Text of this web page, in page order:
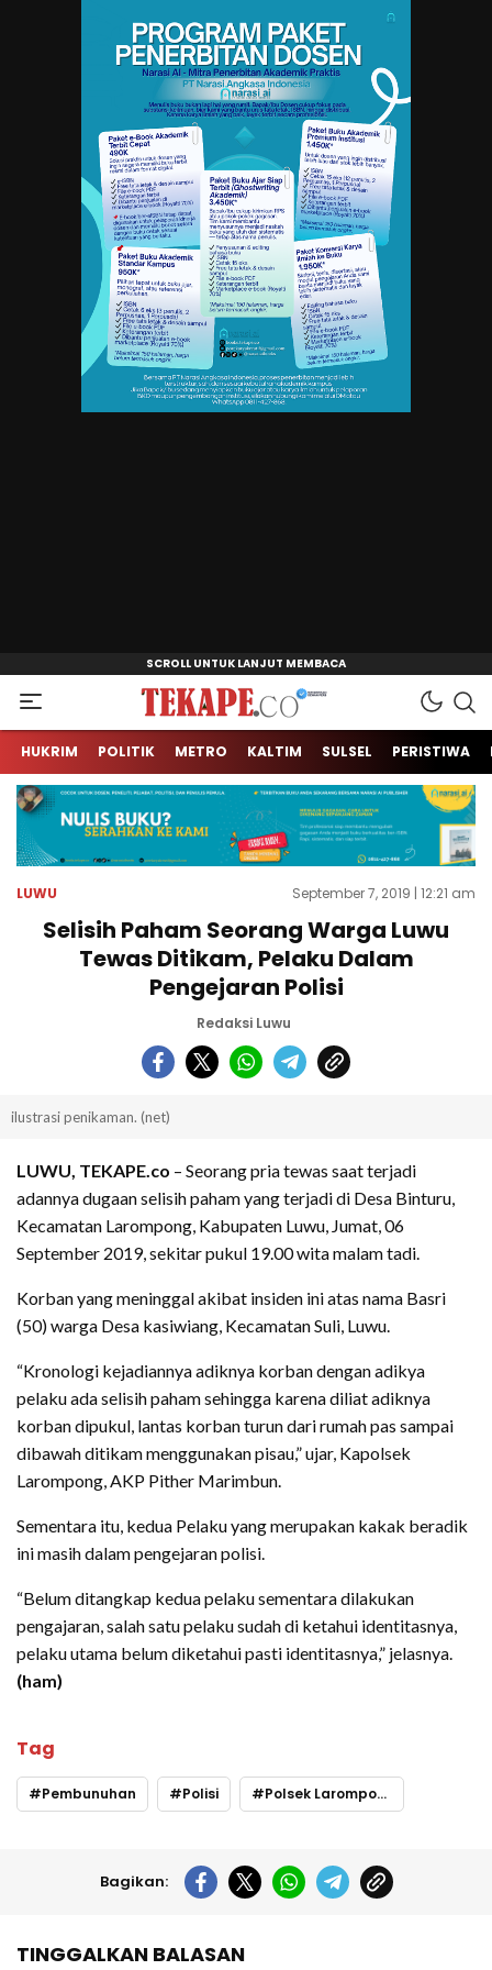
Tekape.co
Jendela Informasi Kita
HUKRIM POLITIK METRO KALTIM SULSEL PERISTIWA
LUWU September 7, 2019 | 12:21 am
Selisih Paham Seorang Warga Luwu
Tewas Ditikam, Pelaku Dalam
Pengejaran Polisi
Redaksi Luwu
ilustrasi penikaman. (net)
LUWU, TEKAPE.co – Seorang pria tewas saat terjadi
adannya dugaan selisih paham yang terjadi di Desa Binturu,
Kecamatan Larompong, Kabupaten Luwu, Jumat, 06
September 2019, sekitar pukul 19.00 wita malam tadi.
Korban yang meninggal akibat insiden ini atas nama Basri
(50) warga Desa kasiwiang, Kecamatan Suli, Luwu.
“Kronologi kejadiannya adiknya korban dengan adikya
pelaku ada selisih paham sehingga karena diliat adiknya
korban dipukul, lantas korban turun dari rumah pas sampai
dibawah ditikam menggunakan pisau,” ujar, Kapolsek
Larompong, AKP Pither Marimbun.
Sementara itu, kedua Pelaku yang merupakan kakak beradik
ini masih dalam pengejaran polisi.
“Belum ditangkap kedua pelaku sementara dilakukan
pengajaran, salah satu pelaku sudah di ketahui identitasnya,
pelaku utama belum diketahui pasti identitasnya,” jelasnya.
(ham)
Tag
Pembunuhan Polisi Polsek Larompong
Bagikan:
TINGGALKAN BALASAN